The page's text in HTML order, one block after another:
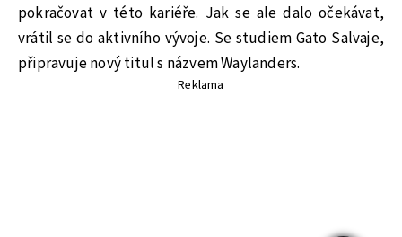
pokračovat v této kariéře. Jak se ale dalo očekávat,
vrátil se do aktivního vývoje. Se studiem Gato Salvaje,
připravuje nový titul s názvem Waylanders.
Reklama